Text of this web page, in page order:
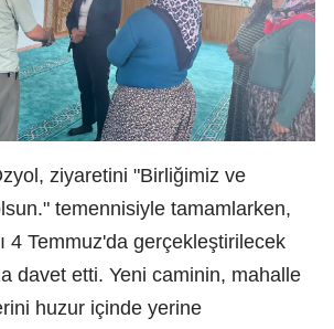
ziyaretini "Birliğimiz ve
temennisiyle tamamlarken,
4 Temmuz'da gerçekleştirilecek
davet etti. Yeni caminin, mahalle
huzur içinde yerine